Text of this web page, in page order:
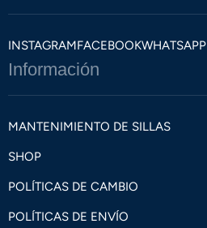
INSTAGRAMFACEBOOKWHATSAPP
Información
MANTENIMIENTO DE SILLAS
SHOP
POLÍTICAS DE CAMBIO
POLÍTICAS DE ENVÍO